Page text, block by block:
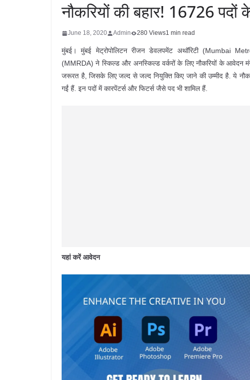
नौकरियों की बहार! 16726
June 18, 2020 Admin 280 Views1 min read
मुंबई। मुंबई मेट्रोपोलिटन रीजन डेवलपमेंट अथॉरिटी (Mumbai
(MMRDA) ने स्किल्ड और अनस्किल्ड वर्करों के लिए नौकरियों के आवेदन
जरूरत है, जिसके लिए जल्द से जल्द नियुक्ति किए जाने की उम्मीद है. ये
गईं हैं. इन पदों में कारपेंटर्स और फिटर्स जैसे पद भी शामिल हैं.
यहां करें आवेदन